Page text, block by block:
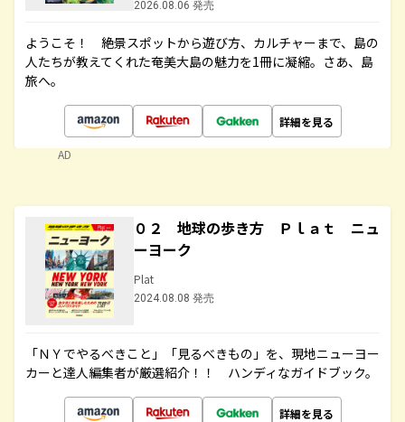
2026.08.06 発売
ようこそ！ 絶景スポットから遊び方、カルチャーまで、島の
人たちが教えてくれた奄美大島の魅力を1冊に凝縮。さあ、島
旅へ。
詳細を見る
AD
０２ 地球の歩き方 Ｐｌａｔ ニュ
ーヨーク
Plat
2024.08.08 発売
「ＮＹでやるべきこと」「見るべきもの」を、現地ニューヨー
カーと達人編集者が厳選紹介！！ ハンディなガイドブック。
詳細を見る